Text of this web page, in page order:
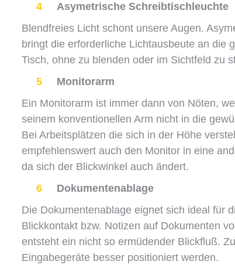
4 Asymetrische Schreibtischleuchte
Blendfreies Licht schont unsere Augen.
bringt die erforderliche Lichtausbeute an die
Tisch, ohne zu blenden oder im Sichtfeld zu
5 Monitorarm
Ein Monitorarm ist immer dann von Nöten,
seinem konventionellen Arm nicht in die
Bei Arbeitsplätzen die sich in der Höhe
empfehlenswert auch den Monitor in eine
da sich der Blickwinkel auch ändert.
6 Dokumentenablage
Die Dokumentenablage eignet sich ideal für
Blickkontakt bzw. Notizen auf Dokumenten
entsteht ein nicht so ermüdender Blickfluß.
Eingabegeräte besser positioniert werden.